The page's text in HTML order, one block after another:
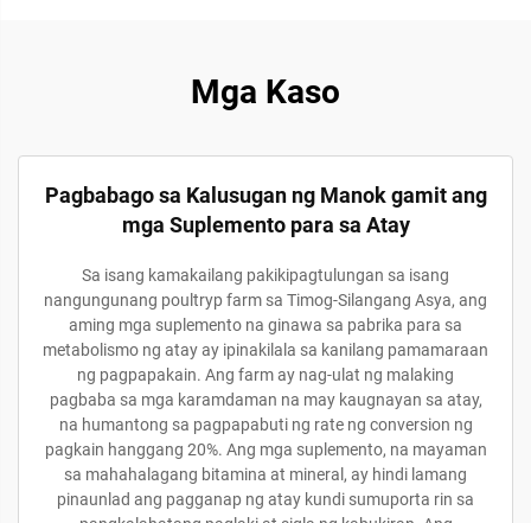
Mga Kaso
Pagbabago sa Kalusugan ng Manok gamit ang
mga Suplemento para sa Atay
Sa isang kamakailang pakikipagtulungan sa isang
nangungunang poultryp farm sa Timog-Silangang Asya, ang
aming mga suplemento na ginawa sa pabrika para sa
metabolismo ng atay ay ipinakilala sa kanilang pamamaraan
ng pagpapakain. Ang farm ay nag-ulat ng malaking
pagbaba sa mga karamdaman na may kaugnayan sa atay,
na humantong sa pagpapabuti ng rate ng conversion ng
pagkain hanggang 20%. Ang mga suplemento, na mayaman
sa mahahalagang bitamina at mineral, ay hindi lamang
pinaunlad ang pagganap ng atay kundi sumuporta rin sa